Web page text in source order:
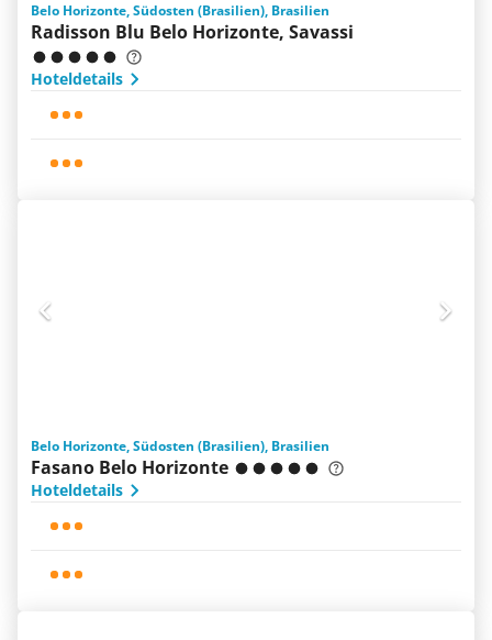
Belo Horizonte, Südosten (Brasilien), Brasilien
Radisson Blu Belo Horizonte, Savassi
Hoteldetails
Belo Horizonte, Südosten (Brasilien), Brasilien
Fasano Belo Horizonte
Hoteldetails